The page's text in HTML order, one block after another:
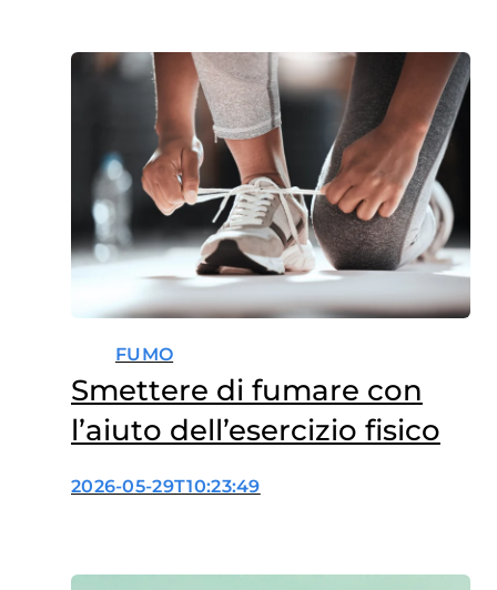
FUMO
Smettere di fumare con
l’aiuto dell’esercizio fisico
2026-05-29T10:23:49